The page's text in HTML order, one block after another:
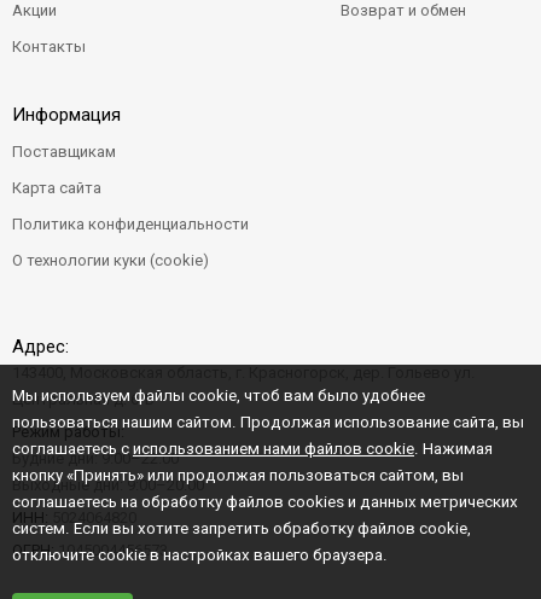
Акции
Контакты
Возврат и обмен
Информация
Поставщикам
Карта сайта
Политика конфиденциальности
О технологии куки (cookie)
Адрес:
Центральная д. 6"Б"
Режим работы:
Будние дни: 9:00–22:00
Выходные дни: 9:00–20:00
ИНН:
ОГРН:1045004456573
Мы используем файлы cookie, чтоб вам было удобнее
пользоваться нашим сайтом. Продолжая использование сайта, вы
соглашаетесь с использованием нами файлов cookie . Нажимая
кнопку «Принять» или продолжая пользоваться сайтом, вы
соглашаетесь на обработку файлов cookies и данных метрических
систем. Если вы хотите запретить обработку файлов cookie,
отключите cookie в настройках вашего браузера.